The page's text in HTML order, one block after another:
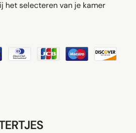
het selecteren van je kamer